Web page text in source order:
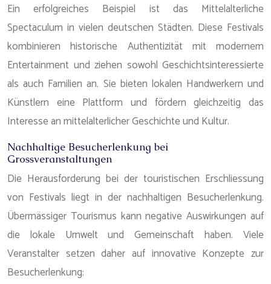
Ein erfolgreiches Beispiel ist das Mittelalterliche
Spectaculum in vielen deutschen Städten. Diese Festivals
kombinieren historische Authentizität mit modernem
Entertainment und ziehen sowohl Geschichtsinteressierte
als auch Familien an. Sie bieten lokalen Handwerkern und
Künstlern eine Plattform und fördern gleichzeitig das
Interesse an mittelalterlicher Geschichte und Kultur.
Nachhaltige Besucherlenkung bei
Grossveranstaltungen
Die Herausforderung bei der touristischen Erschliessung
von Festivals liegt in der nachhaltigen Besucherlenkung.
Übermässiger Tourismus kann negative Auswirkungen auf
die lokale Umwelt und Gemeinschaft haben. Viele
Veranstalter setzen daher auf innovative Konzepte zur
Besucherlenkung: